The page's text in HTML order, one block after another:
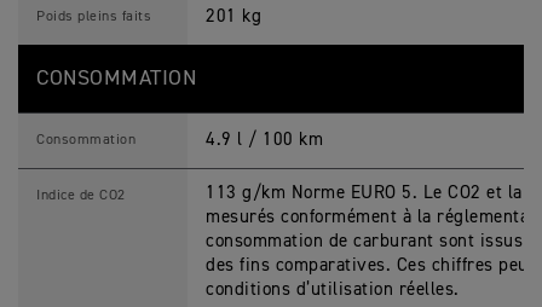
Poids pleins faits 201 kg
CONSOMMATION
Consommation 4.9 l / 100 km
Indice de CO2
113 g/km Norme EURO 5. Le CO2 et la
mesurés conformément à la
consommation de carburant sont issus
des fins comparatives. Ces chiffres
conditions d’utilisation réelles.